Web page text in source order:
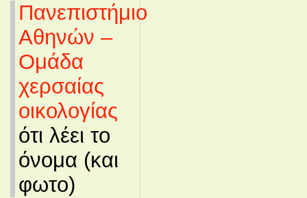
Πανεπιστήμιο
Αθηνών –
Ομάδα
χερσαίας
οικολογίας
ότι λέει το
όνομα (και
φωτο)